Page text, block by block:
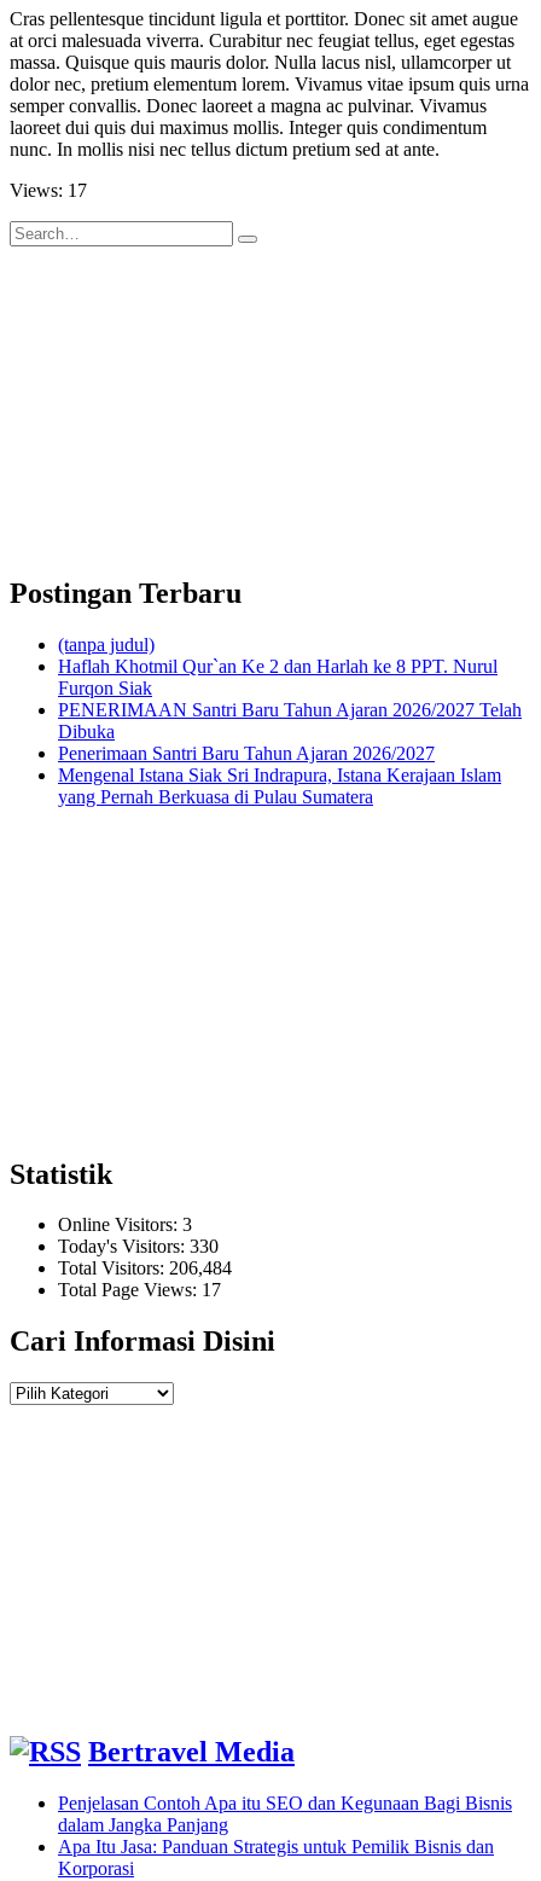
Cras pellentesque tincidunt ligula et porttitor. Donec sit amet augue
at orci malesuada viverra. Curabitur nec feugiat tellus, eget egestas
massa. Quisque quis mauris dolor. Nulla lacus nisl, ullamcorper ut
dolor nec, pretium elementum lorem. Vivamus vitae ipsum quis urna
semper convallis. Donec laoreet a magna ac pulvinar. Vivamus
laoreet dui quis dui maximus mollis. Integer quis condimentum
nunc. In mollis nisi nec tellus dictum pretium sed at ante.
Views: 17
Postingan Terbaru
(tanpa judul)
Haflah Khotmil Qur`an Ke 2 dan Harlah ke 8 PPT. Nurul
Furqon Siak
PENERIMAAN Santri Baru Tahun Ajaran 2026/2027 Telah
Dibuka
Penerimaan Santri Baru Tahun Ajaran 2026/2027
Mengenal Istana Siak Sri Indrapura, Istana Kerajaan Islam
yang Pernah Berkuasa di Pulau Sumatera
Statistik
Online Visitors: 3
Today's Visitors: 330
Total Visitors: 206,484
Total Page Views: 17
Cari Informasi Disini
Cari
Bertravel Media
Penjelasan Contoh Apa itu SEO dan Kegunaan Bagi Bisnis
dalam Jangka Panjang
Apa Itu Jasa: Panduan Strategis untuk Pemilik Bisnis dan
Korporasi